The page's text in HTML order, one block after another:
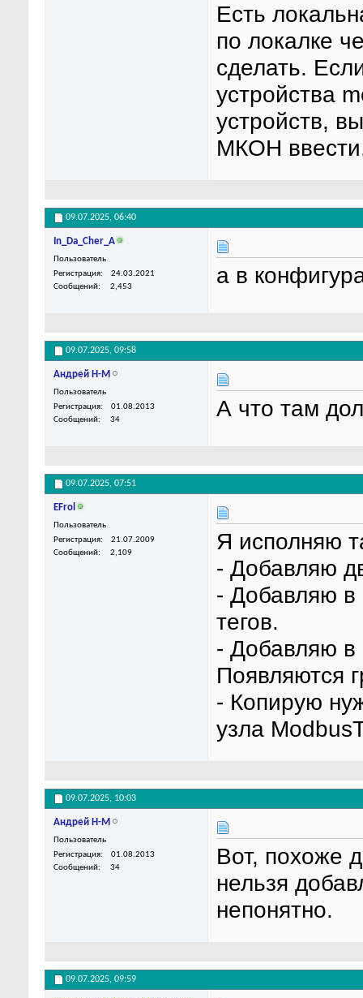
Есть
по локалке
сделать.
устройства
устройств,
МКОН
09.07.2025, 06:40
In_Da_Cher_A
Пользователь
Регистрация
24.03.2021
Сообщений
2,453 а в
09.07.2025, 09:58
Андрей Н-М
Пользователь
Регистрация
01.08.2013
Сообщений
34 А что там
09.07.2025, 07:51
EFrol
Пользователь
Регистрация
21.07.2009
Сообщений
2,109
Я исполняю
- Добавляю
- Добавляю в
тегов.
- Добавляю в
Появляются
- Копирую
узла
09.07.2025, 10:03
Андрей Н-М
Пользователь
Регистрация
01.08.2013
Сообщений
34
Вот, похоже
нельзя
непонятно.
09.07.2025, 09:59